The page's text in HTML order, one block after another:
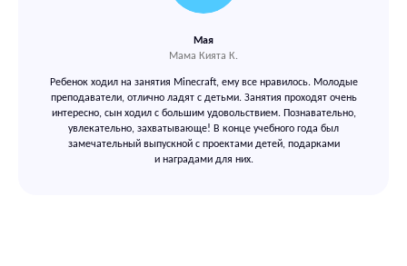
Мая
Мама Кията К.
Ребенок ходил на занятия Minecraft, ему все нравилось. Молодые
преподаватели, отлично ладят с детьми. Занятия проходят очень
интересно, сын ходил с большим удовольствием. Познавательно,
увлекательно, захватывающе! В конце учебного года был
замечательный выпускной с проектами детей, подарками
и наградами для них.